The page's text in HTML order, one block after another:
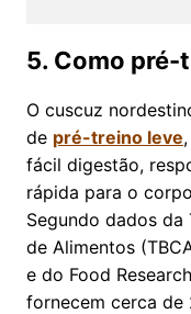
5. Como pré-
O cuscuz
de pré-treino leve
fácil digestão,
rápida para o
Segundo dados da
de Alimentos
e do Food
fornecem cerca de